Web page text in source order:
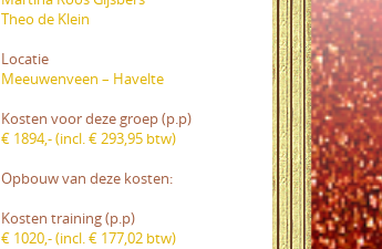
Theo de Klein
Locatie
Meeuwenveen – Havelte
Kosten voor deze groep (p.p)
€ 1894,- (incl. € 293,95 btw)
Opbouw van deze kosten:
Kosten training (p.p)
€ 1020,- (incl. € 177,02 btw)